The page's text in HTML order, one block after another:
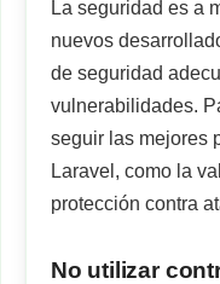
La seguridad es a
nuevos
de seguridad
vulnerabilidades.
seguir las mejores
Laravel, como la
protección contra
No utilizar